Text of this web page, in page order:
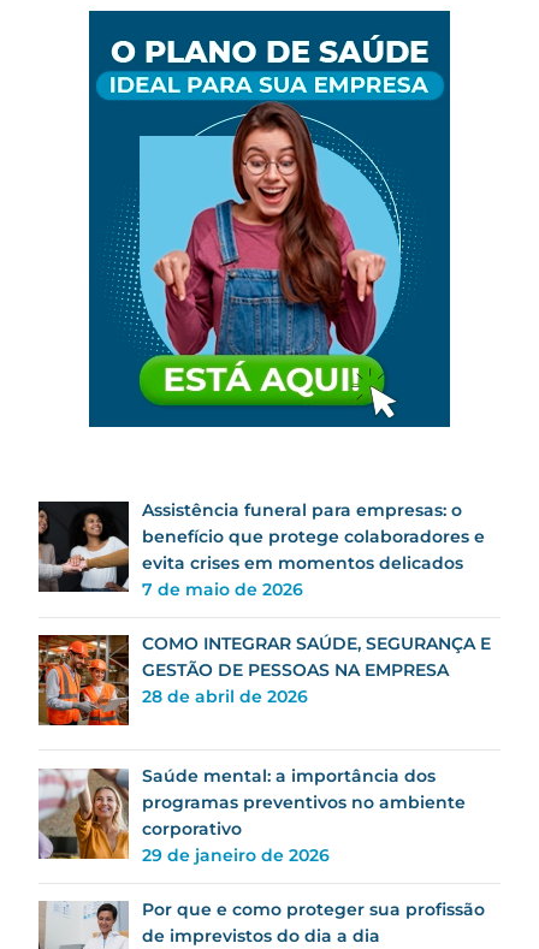
Assistência funeral para empresas: o
benefício que protege colaboradores e
evita crises em momentos delicados
7 de maio de 2026
COMO INTEGRAR SAÚDE, SEGURANÇA E
GESTÃO DE PESSOAS NA EMPRESA
28 de abril de 2026
Saúde mental: a importância dos
programas preventivos no ambiente
corporativo
29 de janeiro de 2026
Por que e como proteger sua profissão
de imprevistos do dia a dia